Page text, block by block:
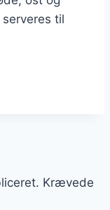
til
Krævede